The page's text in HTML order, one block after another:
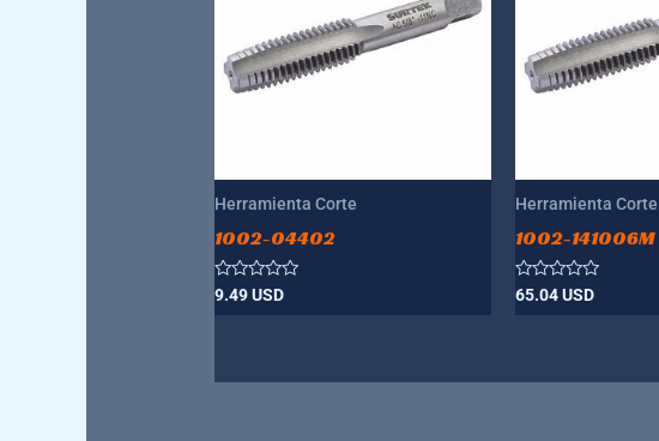
Herramienta Corte
1002-04402
Valorado
9.49USD
Herramienta Corte
1002-141006M
Valorado
65.04USD